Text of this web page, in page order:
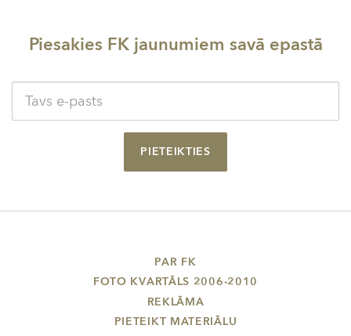
Piesakies FK jaunumiem savā epastā
PIETEIKTIES
PAR FK
FOTO KVARTĀLS 2006-2010
REKLĀMA
PIETEIKT MATERIĀLU